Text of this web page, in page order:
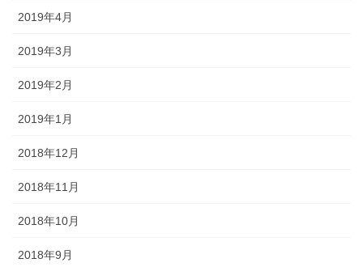
2019年4月
2019年3月
2019年2月
2019年1月
2018年12月
2018年11月
2018年10月
2018年9月